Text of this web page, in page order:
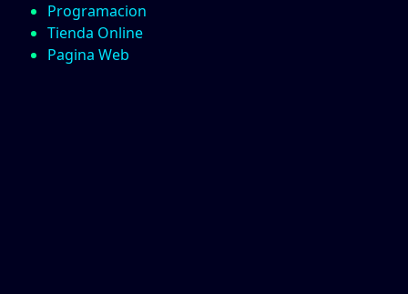
Programacion
Tienda Online
Pagina Web